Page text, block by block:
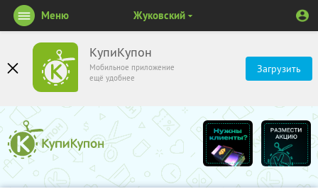
КупиКупон
Мобильное приложение
ещё удобнее
Загрузить
Меню Жуковский